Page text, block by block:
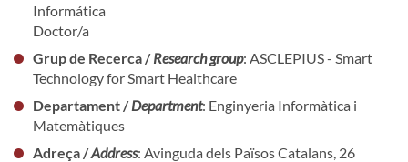
Informática
Doctor/a
Grup de Recerca /Research group: ASCLEPIUS - Smart
Technology for Smart Healthcare
Departament /Department: Enginyeria Informàtica i
Matemàtiques
Adreça /Address: Avinguda dels Països Catalans, 26